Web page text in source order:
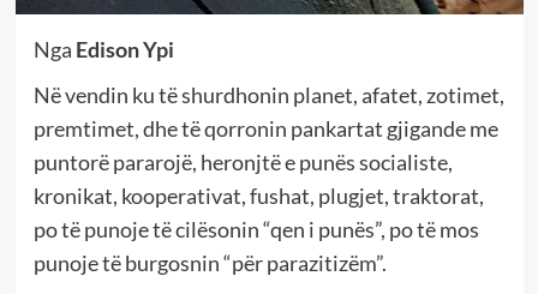
Nga Edison Ypi
Në vendin ku të shurdhonin planet, afatet, zotimet,
premtimet, dhe të qorronin pankartat gjigande me
puntorë pararojë, heronjtë e punës socialiste,
kronikat, kooperativat, fushat, plugjet, traktorat,
po të punoje të cilësonin “qen i punës”, po të mos
punoje të burgosnin “për parazitizëm”.